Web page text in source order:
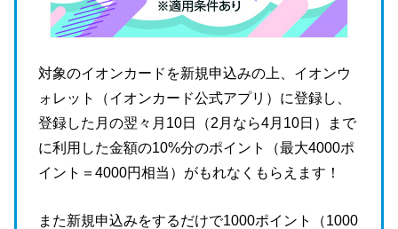
対象のイオンカードを新規申込みの上、イオンウ
ォレット（イオンカード公式アプリ）に登録し、
登録した月の翌々月10日（2月なら4月10日）まで
に利用した金額の10%分のポイント（最大4000ポ
イント＝4000円相当）がもれなくもらえます！
また新規申込みをするだけで1000ポイント（1000